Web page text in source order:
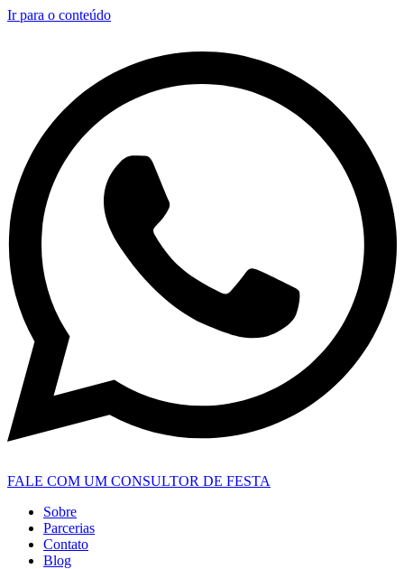
Ir para o conteúdo
FALE COM UM CONSULTOR DE FESTA
Sobre
Parcerias
Contato
Blog